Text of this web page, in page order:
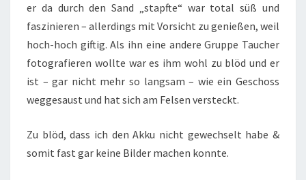
er da durch den Sand „stapfte“ war total süß und
faszinieren – allerdings mit Vorsicht zu genießen, weil
hoch-hoch giftig. Als ihn eine andere Gruppe Taucher
fotografieren wollte war es ihm wohl zu blöd und er
ist – gar nicht mehr so langsam – wie ein Geschoss
weggesaust und hat sich am Felsen versteckt.
Zu blöd, dass ich den Akku nicht gewechselt habe &
somit fast gar keine Bilder machen konnte.